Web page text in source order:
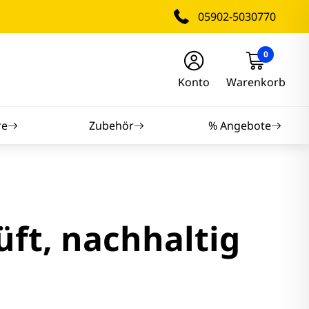
05902-5030770
Konto
0
Warenkorb
Zubehör % Angebote
nachhaltig